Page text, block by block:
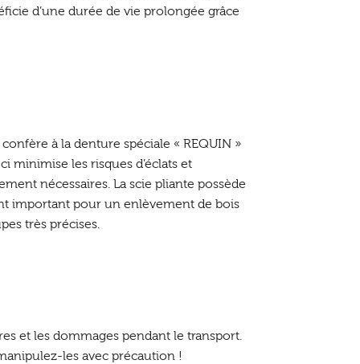
d’une durée de vie prolongée grâce
à la denture spéciale « REQUIN »
minimise les risques d’éclats et
nécessaires. La scie pliante possède
important pour un enlèvement de bois
très précises.
et les dommages pendant le transport.
les avec précaution !